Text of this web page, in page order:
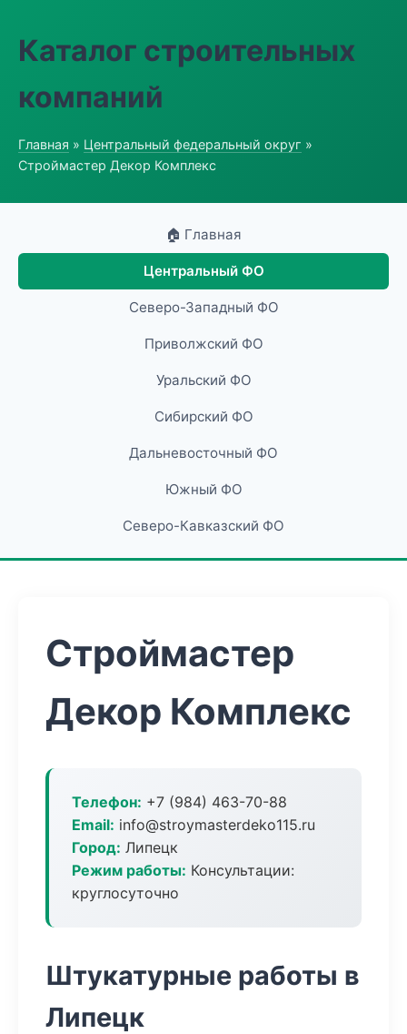
Каталог строительных
компаний
Главная » Центральный федеральный округ »
Строймастер Декор Комплекс
🏠 Главная
Центральный ФО
Северо-Западный ФО
Приволжский ФО
Уральский ФО
Сибирский ФО
Дальневосточный ФО
Южный ФО
Северо-Кавказский ФО
Строймастер
Декор Комплекс
Телефон: +7 (984) 463-70-88
Email: info@stroymasterdeko115.ru
Город: Липецк
Режим работы: Консультации:
круглосуточно
Штукатурные работы в
Липецк